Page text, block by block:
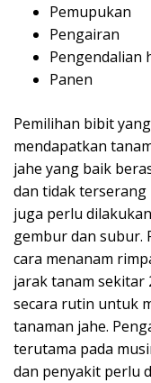
Pemupukan
Pengairan
Pengendalian
Panen
Pemilihan bibit
mendapatkan
jahe yang baik
dan tidak terserang
juga perlu
gembur dan subur.
cara menanam
jarak tanam sekitar
secara rutin untuk
tanaman jahe.
terutama pada
dan penyakit perlu